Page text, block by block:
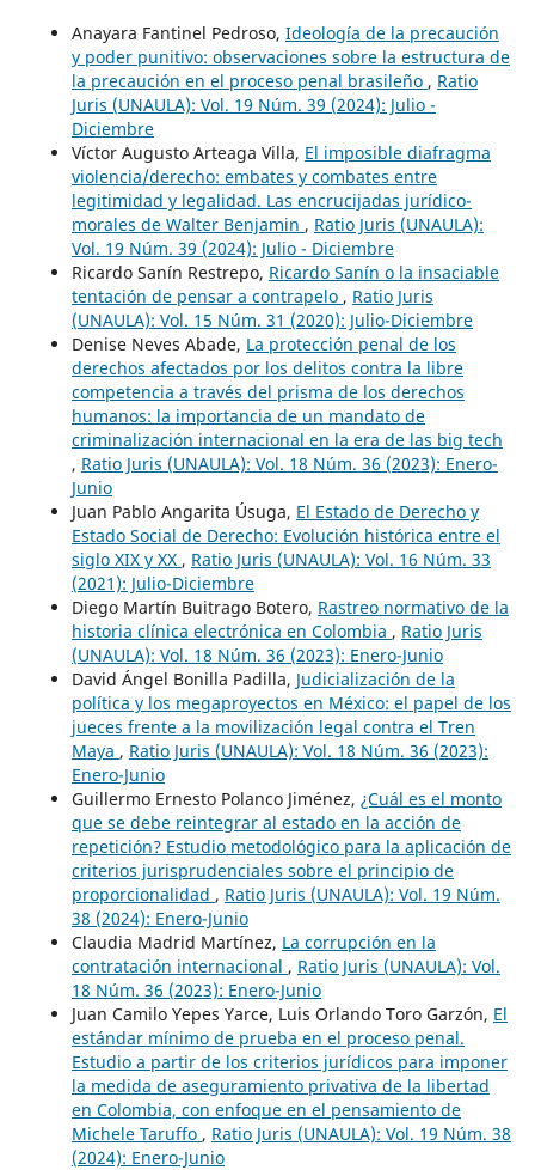
Anayara Fantinel Pedroso, Ideología de la precaución
y poder punitivo: observaciones sobre la estructura de
la precaución en el proceso penal brasileño , Ratio
Juris (UNAULA): Vol. 19 Núm. 39 (2024): Julio -
Diciembre
Víctor Augusto Arteaga Villa, El imposible diafragma
violencia/derecho: embates y combates entre
legitimidad y legalidad. Las encrucijadas jurídico-
morales de Walter Benjamin , Ratio Juris (UNAULA):
Vol. 19 Núm. 39 (2024): Julio - Diciembre
Ricardo Sanín Restrepo, Ricardo Sanín o la insaciable
tentación de pensar a contrapelo , Ratio Juris
(UNAULA): Vol. 15 Núm. 31 (2020): Julio-Diciembre
Denise Neves Abade, La protección penal de los
derechos afectados por los delitos contra la libre
competencia a través del prisma de los derechos
humanos: la importancia de un mandato de
criminalización internacional en la era de las big tech
, Ratio Juris (UNAULA): Vol. 18 Núm. 36 (2023): Enero-
Junio
Juan Pablo Angarita Úsuga, El Estado de Derecho y
Estado Social de Derecho: Evolución histórica entre el
siglo XIX y XX , Ratio Juris (UNAULA): Vol. 16 Núm. 33
(2021): Julio-Diciembre
Diego Martín Buitrago Botero, Rastreo normativo de la
historia clínica electrónica en Colombia , Ratio Juris
(UNAULA): Vol. 18 Núm. 36 (2023): Enero-Junio
David Ángel Bonilla Padilla, Judicialización de la
política y los megaproyectos en México: el papel de los
jueces frente a la movilización legal contra el Tren
Maya , Ratio Juris (UNAULA): Vol. 18 Núm. 36 (2023):
Enero-Junio
Guillermo Ernesto Polanco Jiménez, ¿Cuál es el monto
que se debe reintegrar al estado en la acción de
repetición? Estudio metodológico para la aplicación de
criterios jurisprudenciales sobre el principio de
proporcionalidad , Ratio Juris (UNAULA): Vol. 19 Núm.
38 (2024): Enero-Junio
Claudia Madrid Martínez, La corrupción en la
contratación internacional , Ratio Juris (UNAULA): Vol.
18 Núm. 36 (2023): Enero-Junio
Juan Camilo Yepes Yarce, Luis Orlando Toro Garzón, El
estándar mínimo de prueba en el proceso penal.
Estudio a partir de los criterios jurídicos para imponer
la medida de aseguramiento privativa de la libertad
en Colombia, con enfoque en el pensamiento de
Michele Taruffo , Ratio Juris (UNAULA): Vol. 19 Núm. 38
(2024): Enero-Junio